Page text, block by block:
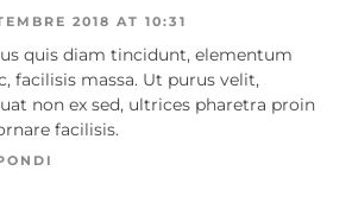
2018 AT 10:31
quis diam tincidunt, elementum
facilisis massa. Ut purus velit,
non ex sed, ultrices pharetra proin
facilisis.